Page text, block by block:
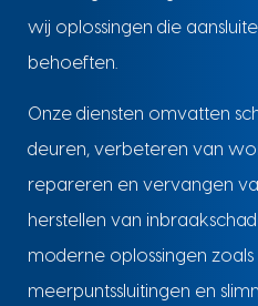
wij oplossingen die
behoeften.
Onze diensten omvatten
deuren, verbeteren van
repareren en vervangen
herstellen van
moderne oplossingen zoals
meerpuntssluitingen en